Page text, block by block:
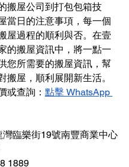
搬屋公司到打包包箱技
當日的注意事項，每一個
屋過程的順利與否。在壹
的搬屋資訊中，將一點一
您所需要的搬屋資訊，幫
搬屋，順利展開新生活。
或查詢： 點擊 WhatsApp
灣臨樂街19號南豐商業中心
1889